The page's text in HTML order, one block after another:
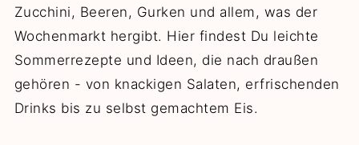
Zucchini, Beeren, Gurken und allem, was der
Wochenmarkt hergibt. Hier findest Du leichte
Sommerrezepte und Ideen, die nach draußen
gehören - von knackigen Salaten, erfrischenden
Drinks bis zu selbst gemachtem Eis.